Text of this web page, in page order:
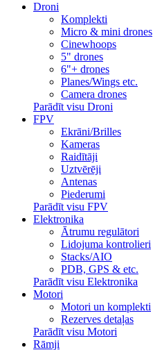
Droni
Komplekti
Micro & mini drones
Cinewhoops
5" drones
6"+ drones
Planes/Wings etc.
Camera drones
Parādīt visu Droni
FPV
Ekrāni/Brilles
Kameras
Raidītāji
Uztvērēji
Antenas
Piederumi
Parādīt visu FPV
Elektronika
Ātrumu regulātori
Lidojuma kontrolieri
Stacks/AIO
PDB, GPS & etc.
Parādīt visu Elektronika
Motori
Motori un komplekti
Rezerves detaļas
Parādīt visu Motori
Rāmji